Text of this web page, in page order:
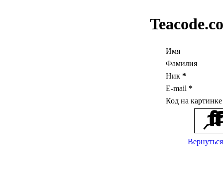
Имя
Фамилия
Ник *
E-mail *
Код на
Вернуться